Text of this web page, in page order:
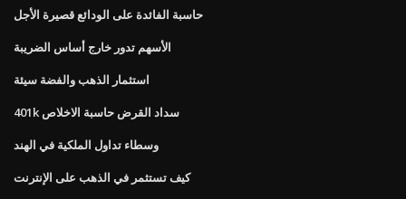
حاسبة الفائدة على الودائع قصيرة الأجل
الأسهم تدور خارج أساس الضريبة
استثمار الذهب والفضة سيئة
401k سداد القرض حاسبة الاخلاص
وسطاء تداول الملكية في الهند
كيف تستثمر في الذهب على الإنترنت